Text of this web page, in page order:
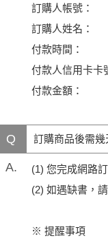
訂購人帳號：
訂購人姓名：
付款時間：
付款人信用卡卡
付款金額：
Q 訂購商品後需幾
A.
(1) 您完成網路
(2) 如遇缺書，
※ 提醒事項